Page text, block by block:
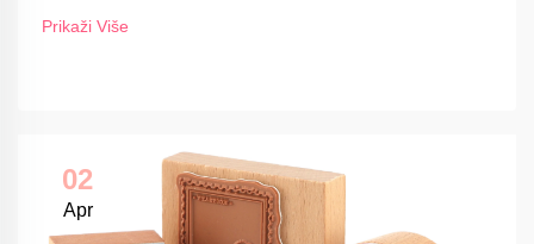
Prikaži Više
02
Apr